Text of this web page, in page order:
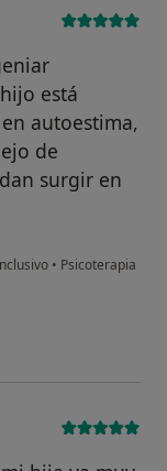
está
autoestima,
de
surgir en
• Psicoterapia